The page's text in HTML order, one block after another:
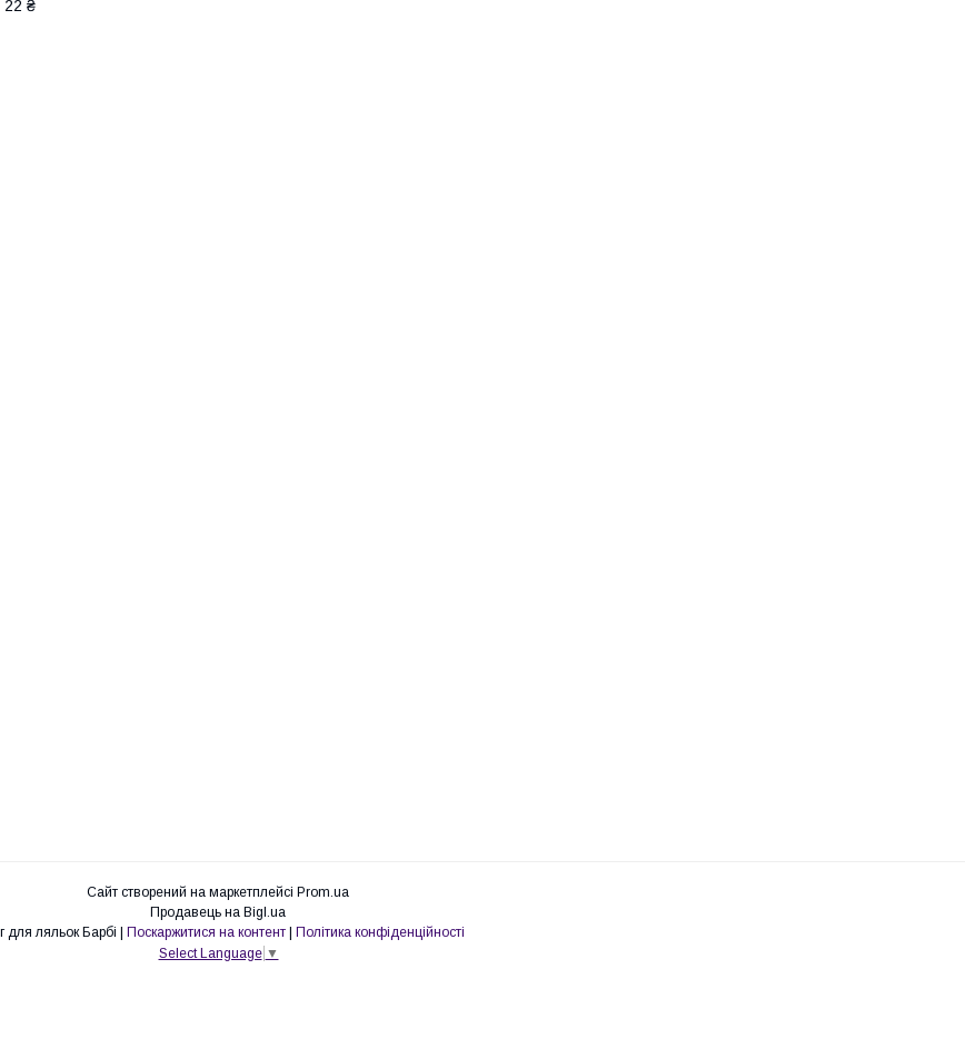
22 ₴
Сайт створений на маркетплейсі Prom.ua
Продавець на Bigl.ua
Одяг для ляльок Барбі | Поскаржитися на контент | Політика конфіденційності
Select Language ▼